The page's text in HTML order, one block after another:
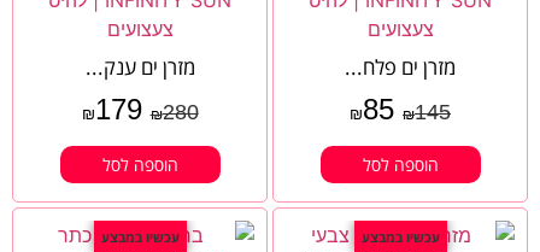
מזרן ים פלח...
₪145
₪85
הוספה לסל
מזרן ים ענק...
₪280
₪179
הוספה לסל
עכשיו במבצע עכשיו במבצע